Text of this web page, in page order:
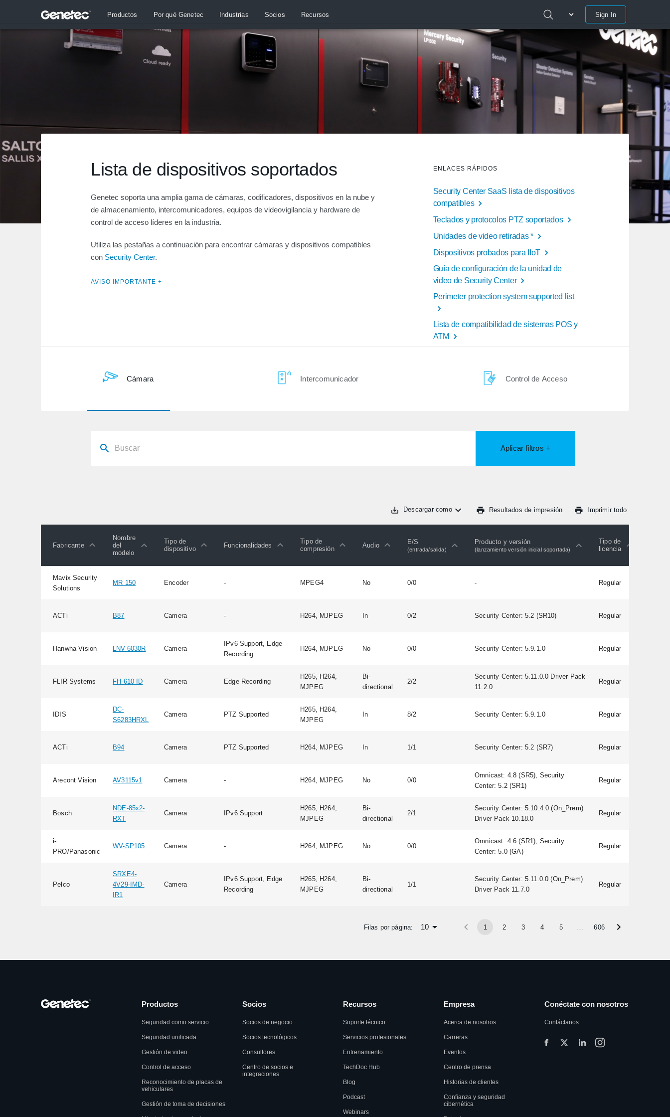
Productos Por qué Genetec Industrias Socios Recursos Sign In
Lista de dispositivos soportados
Genetec soporta una amplia gama de cámaras, codificadores, dispositivos en la nube y
de almacenamiento, intercomunicadores, equipos de videovigilancia y hardware de
control de acceso líderes en la industria.
Utiliza las pestañas a continuación para encontrar cámaras y dispositivos compatibles
con Security Center.
AVISO IMPORTANTE +
ENLACES RÁPIDOS
Security Center SaaS lista de dispositivos
compatibles
Teclados y protocolos PTZ soportados
Unidades de video retiradas *
Dispositivos probados para IIoT
Guía de configuración de la unidad de
video de Security Center
Perimeter protection system supported list
Lista de compatibilidad de sistemas POS y
ATM
Cámara Intercomunicador Control de Acceso
Aplicar filtros +
Descargar como Resultados de impresión Imprimir todo
Fabricante
Nombre
del
modelo
Tipo de
dispositivo
Funcionalidades
Tipo de
compresión
Audio E/S
(entrada/salida)
Producto y versión
(lanzamiento versión inicial soportada)
Tipo de
licencia
Mavix Security
Solutions
MR 150 Encoder - MPEG4 No 0/0 - Regular
ACTi B87 Camera - H264, MJPEG In 0/2 Security Center: 5.2 (SR10) Regular
Hanwha Vision LNV-6030R Camera
IPv6 Support, Edge
Recording
H264, MJPEG No 0/0 Security Center: 5.9.1.0 Regular
FLIR Systems FH-610 ID Camera Edge Recording
H265, H264,
MJPEG
Bi-
directional
2/2
Security Center: 5.11.0.0 Driver Pack
11.2.0
Regular
IDIS
DC-
S6283HRXL
Camera PTZ Supported
H265, H264,
MJPEG
In 8/2 Security Center: 5.9.1.0 Regular
ACTi B94 Camera PTZ Supported H264, MJPEG In 1/1 Security Center: 5.2 (SR7) Regular
Arecont Vision AV3115v1 Camera - H264, MJPEG No 0/0
Omnicast: 4.8 (SR5), Security
Center: 5.2 (SR1)
Regular
Bosch
NDE-85x2-
RXT
Camera IPv6 Support
H265, H264,
MJPEG
Bi-
directional
2/1
Security Center: 5.10.4.0 (On_Prem)
Driver Pack 10.18.0
Regular
i-
PRO/Panasonic
WV-SP105 Camera - H264, MJPEG No 0/0
Omnicast: 4.6 (SR1), Security
Center: 5.0 (GA)
Regular
Pelco
SRXE4-
4V29-IMD-
IR1
Camera
IPv6 Support, Edge
Recording
H265, H264,
MJPEG
Bi-
directional
1/1
Security Center: 5.11.0.0 (On_Prem)
Driver Pack 11.7.0
Regular
Filas por página: 10 1 2 3 4 5 606
Productos
Seguridad como servicio
Seguridad unificada
Gestión de video
Control de acceso
Reconocimiento de placas de
vehiculares
Gestión de toma de decisiones
Socios
Socios de negocio
Socios tecnológicos
Consultores
Centro de socios e
integraciones
Recursos
Soporte técnico
Servicios profesionales
Entrenamiento
TechDoc Hub
Blog
Podcast
Webinars
Empresa
Acerca de nosotros
Carreras
Eventos
Centro de prensa
Historias de clientes
Confianza y seguridad
cibernética
Conéctate con nosotros
Contáctanos